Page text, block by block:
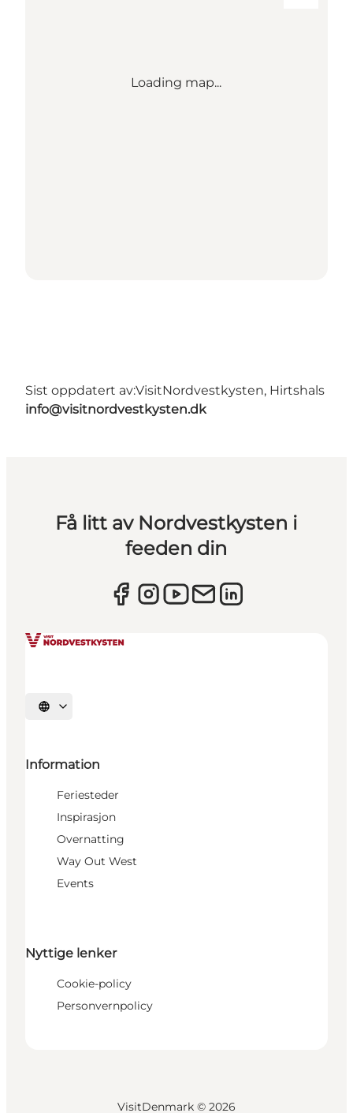
Loading map...
Sist oppdatert av:VisitNordvestkysten, Hirtshals
info@visitnordvestkysten.dk
Få litt av Nordvestkysten i
feeden din
Velg språk
Information
Feriesteder
Inspirasjon
Overnatting
Way Out West
Events
Nyttige lenker
Cookie-policy
Personvernpolicy
VisitDenmark © 2026